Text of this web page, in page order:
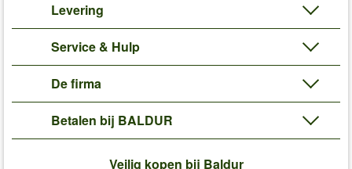
Levering
Service & Hulp
De firma
Betalen bij BALDUR
Veilig kopen bij Baldur